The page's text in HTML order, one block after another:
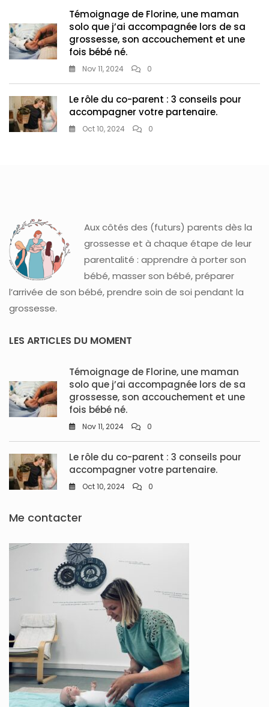
Témoignage de Florine, une maman
solo que j’ai accompagnée lors de sa
grossesse, son accouchement et une
fois bébé né.
Nov 11, 2024 0
Le rôle du co-parent : 3 conseils pour
accompagner votre partenaire.
Oct 10, 2024 0
Aux côtés des (futurs) parents dès la
grossesse et à chaque étape de leur
parentalité : apprendre à porter son
bébé, masser son bébé, préparer
l’arrivée de son bébé, prendre soin de soi pendant la
grossesse.
LES ARTICLES DU MOMENT
Témoignage de Florine, une maman
solo que j’ai accompagnée lors de sa
grossesse, son accouchement et une
fois bébé né.
Nov 11, 2024 0
Le rôle du co-parent : 3 conseils pour
accompagner votre partenaire.
Oct 10, 2024 0
Me contacter